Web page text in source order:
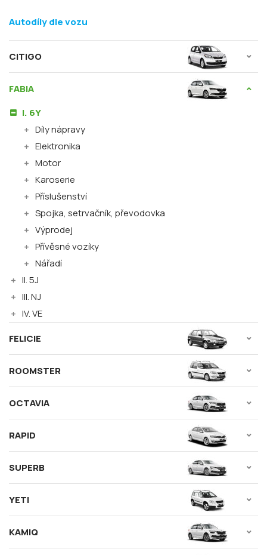
Autodíly dle vozu
CITIGO
FABIA
I. 6Y
Díly nápravy
Elektronika
Motor
Karoserie
Příslušenství
Spojka, setrvačník, převodovka
Výprodej
Přívěsné vozíky
Nářadí
II. 5J
III. NJ
IV. VE
FELICIE
ROOMSTER
OCTAVIA
RAPID
SUPERB
YETI
KAMIQ